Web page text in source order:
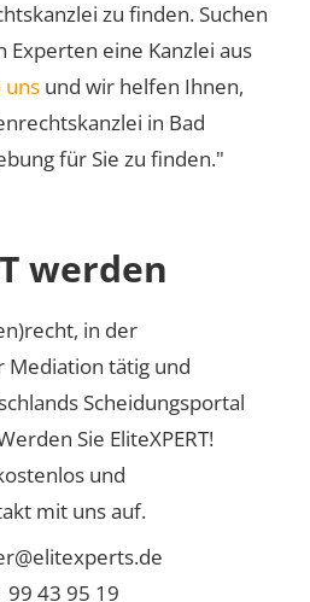
zu finden. Suchen
Experten eine Kanzlei aus
uns und wir helfen Ihnen,
in Bad
für Sie zu finden."
werden
in der
Mediation tätig und
Scheidungsportal
Sie EliteXPERT!
und
mit uns auf.
99 43 95 19